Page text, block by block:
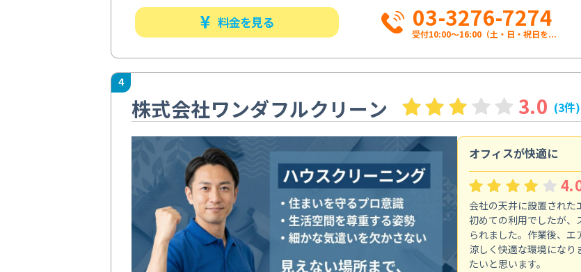
料金を見る 03-3276-7274
受付10:00〜16:00（土・日・祝日を...
4
株式会社ワンダフルクリーン 3.0 (3件)
オフィスが快適に
会社の天井に設置された
初めての利用でしたが、
られました。作業後、
涼しく快適な環境になり
たいと思います。